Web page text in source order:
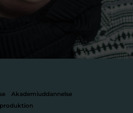
Akademiuddannelse